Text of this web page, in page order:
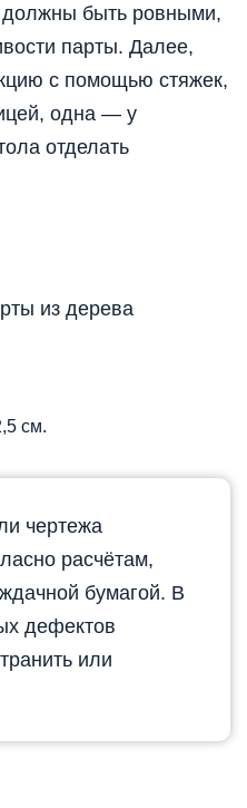
быть ровными,
парты. Далее,
с помощью стяжек,
одна — у
отделать
из дерева
см.
чертежа
расчётам,
бумагой. В
дефектов
или